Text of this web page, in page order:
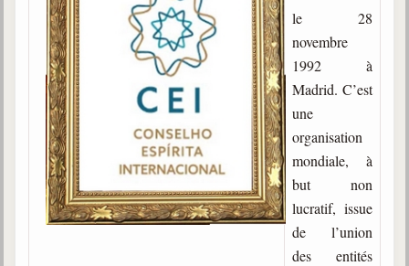
Gabriel Delanne
1857-1926
Chico Xavier
1910-2002
Divaldo Franco
1927-2025
Bibliothèque
le 28
novembre
1992 à
Madrid. C’est
une
organisation
mondiale, à
but non
lucratif, issue
de l’union
des entités